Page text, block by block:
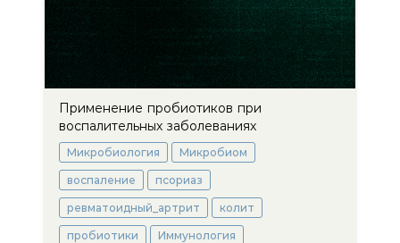
Применение пробиотиков при
воспалительных заболеваниях
Микробиология Микробиом
воспаление псориаз
ревматоидный_артрит колит
пробиотики Иммунология